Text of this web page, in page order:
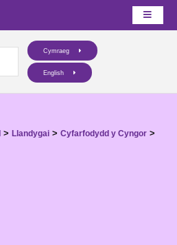
Cymraeg
English
> Llandygai > Cyfarfodydd y Cyngor >